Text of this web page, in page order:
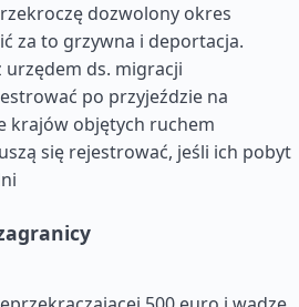
dozwolony okres
za to grzywna i deportacja.
urzędem ds. migracji
po przyjeździe na
krajów objętych ruchem
się rejestrować, jeśli ich pobyt